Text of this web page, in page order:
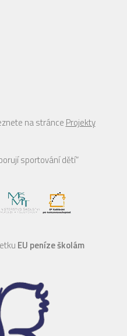
na stránce Projekty
sportování dětí“
EU peníze školám